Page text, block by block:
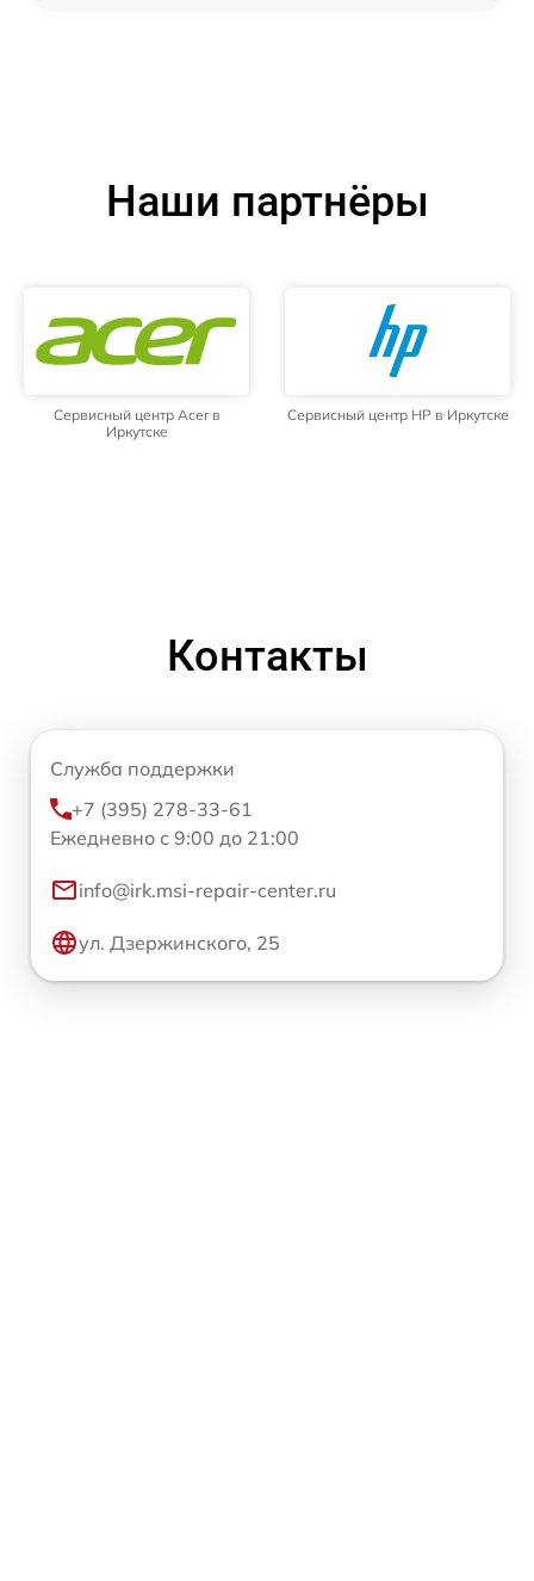
Наши партнёры
Сервисный центр Acer в
Иркутске
Сервисный центр HP в Иркутске
Контакты
Служба поддержки
+7 (395) 278-33-61
Ежедневно с 9:00 до 21:00
info@irk.msi-repair-center.ru
ул. Дзержинского, 25